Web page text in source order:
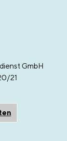
GmbH
21